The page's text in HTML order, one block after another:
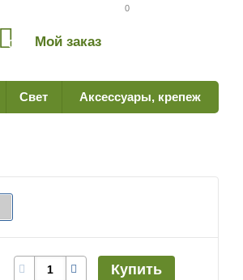
0
0 Мой заказ
Свет Аксессуары, крепеж
Купить